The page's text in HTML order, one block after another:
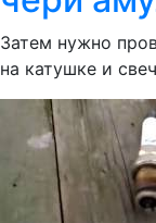
Затем нужно
на катушке и